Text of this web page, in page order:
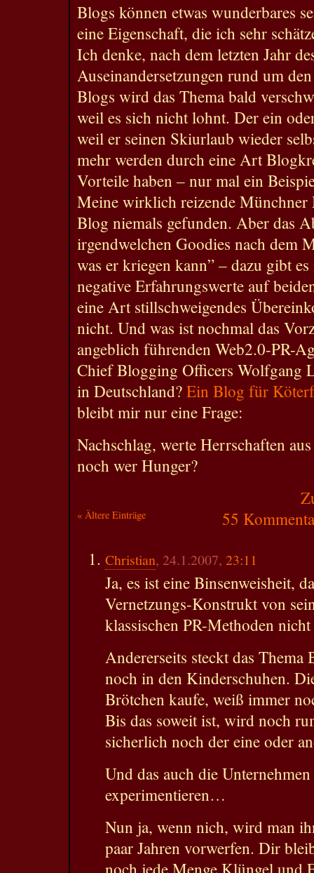
Blogs können etwas wunderbares
eine Eigenschaft, die ich sehr
Ich denke, nach dem letzten Jahr
Auseinandersetzungen rund um
Blogs wird das Thema bald
weil es sich nicht lohnt. Der ein
weil er seinen Skiurlaub wieder
mehr werden durch eine Art
Vorteile haben – nur mal ein
Meine wirklich reizende Münchner
Blog niemals gefunden. Aber das
irgendwelchen Goodies nach dem
was er kriegen kann” – dazu gibt
negative Erfahrungswerte auf
eine Art stillschweigendes
nicht. Und was ist nochmal das
angeblich führenden Web2.0-PR-
Chief Blogging Officers Wolfgang
in Deutschland? Ein Blog für
bleibt mir nur eine Frage:
Nachschlag, werte Herrschaften
noch wer Hunger?
« Ältere Einträge 55
Christian, 24.1.2007, 23:11
Ja, es ist eine Binsenweisheit,
Vernetzungs-Konstrukt von
klassischen PR-Methoden
Andererseits steckt das Thema
noch in den Kinderschuhen.
Brötchen kaufe, weiß immer
Bis das soweit ist, wird noch
sicherlich noch der eine oder
Und das auch die
experimentieren…
Nun ja, wenn nich, wird man
paar Jahren vorwerfen. Dir
noch jede Menge Klüngel und